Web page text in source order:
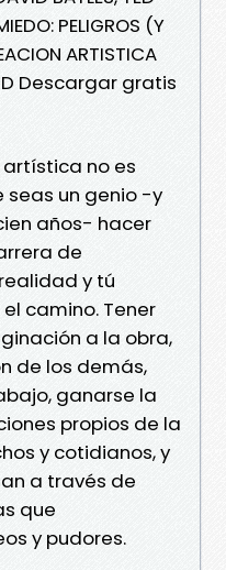
PELIGROS (Y
ARTISTICA
Descargar gratis
no es
seas un genio -y
años- hacer
de
y tú
camino. Tener
a la obra,
de los demás,
ganarse la
propios de la
y cotidianos, y
a través de
que
y pudores.